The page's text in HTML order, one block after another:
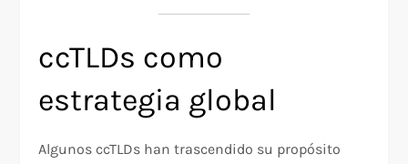
ccTLDs como
estrategia global
Algunos ccTLDs han trascendido su propósito